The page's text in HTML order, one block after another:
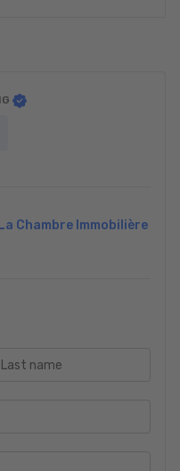
Chambre Immobilière
Last name